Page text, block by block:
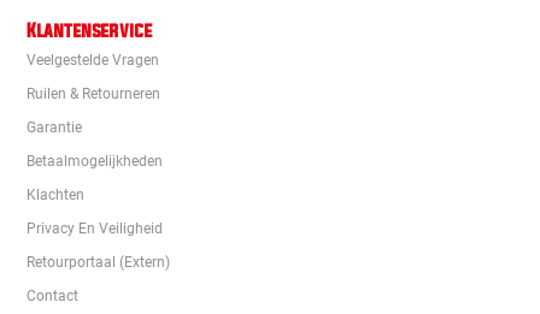
Klantenservice
Veelgestelde Vragen
Ruilen & Retourneren
Garantie
Betaalmogelijkheden
Klachten
Privacy En Veiligheid
Retourportaal (extern)
Contact